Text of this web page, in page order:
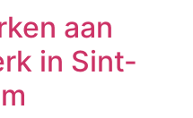
aan
in Sint-